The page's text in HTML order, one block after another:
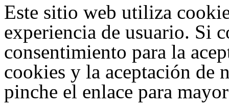
Este sitio web utiliza
experiencia de usuario. Si
consentimiento para la
cookies y la aceptación de
pinche el enlace para